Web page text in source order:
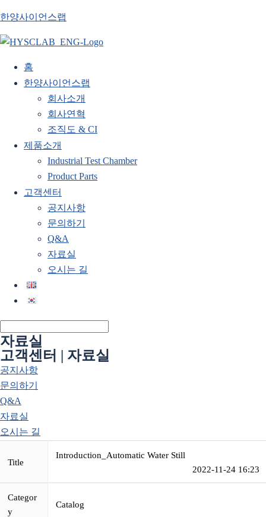
한양사이언스랩
홈
한양사이언스랩
회사소개
회사연혁
조직도 & CI
제품소개
Industrial Test Chamber
Product Parts
고객센터
공지사항
문의하기
Q&A
자료실
오시는 길
자료실
고객센터 | 자료실
공지사항
문의하기
Q&A
자료실
오시는 길
Title
Introduction_Automatic Water Still
2022-11-24 16:23
Categor
y
Catalog